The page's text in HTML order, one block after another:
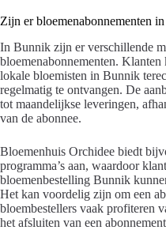
Zijn er bloemenabonnementen
In Bunnik zijn er verschillende
bloemenabonnementen.
lokale bloemisten in Bunnik
regelmatig te ontvangen. De
tot maandelijkse leveringen,
van de abonnee.
Bloemenhuis Orchidee biedt
programma’s aan, waardoor
bloemenbestelling Bunnik
Het kan voordelig zijn om een
bloembestellers vaak profiteren
het afsluiten van een